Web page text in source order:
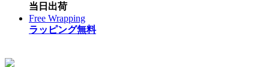
当日出荷
Free Wrapping
ラッピング無料